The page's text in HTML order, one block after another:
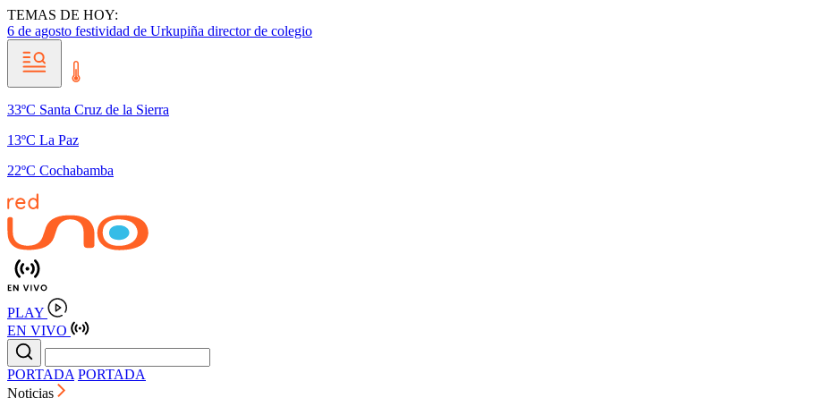
TEMAS DE HOY:
6 de agosto festividad de Urkupiña director de colegio
33ºC Santa Cruz de la Sierra
13ºC La Paz
22ºC Cochabamba
PLAY
EN VIVO
PORTADA PORTADA
Noticias